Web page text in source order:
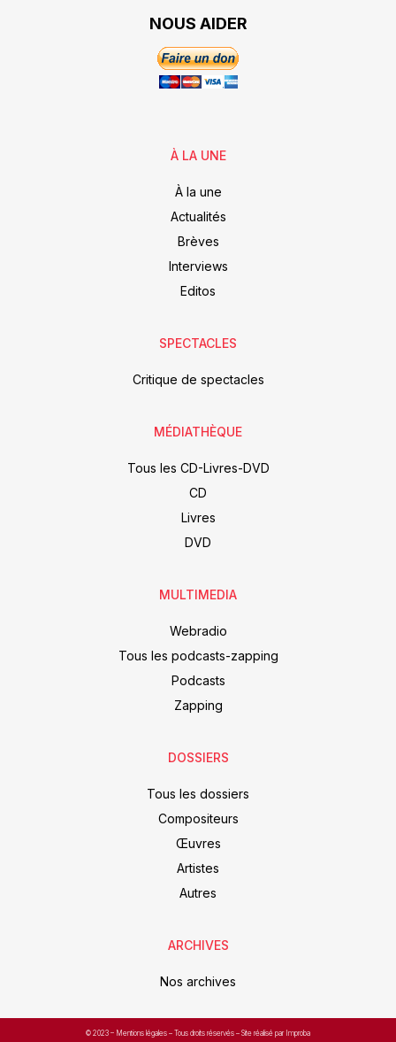
NOUS AIDER
À LA UNE
À la une
Actualités
Brèves
Interviews
Editos
SPECTACLES
Critique de spectacles
MÉDIATHÈQUE
Tous les CD-Livres-DVD
CD
Livres
DVD
MULTIMEDIA
Webradio
Tous les podcasts-zapping
Podcasts
Zapping
DOSSIERS
Tous les dossiers
Compositeurs
Œuvres
Artistes
Autres
ARCHIVES
Nos archives
© 2023 – Mentions légales – Tous droits réservés – Site réalisé par Improba